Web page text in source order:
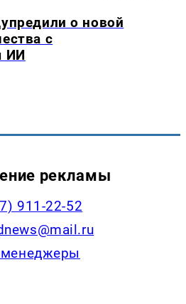
о новой
с
ИИ
рекламы
911-22-52